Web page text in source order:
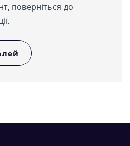
поверніться до